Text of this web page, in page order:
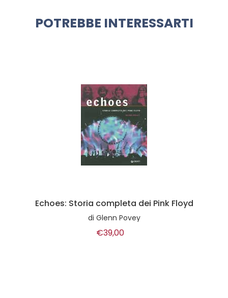
POTREBBE INTERESSARTI
Echoes: Storia completa dei Pink Floyd
di Glenn Povey
€39,00